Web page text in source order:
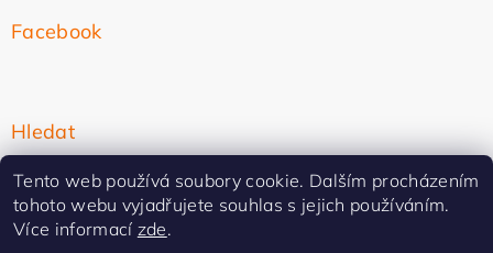
Facebook
Hledat
Tento web používá soubory cookie. Dalším procházením
tohoto webu vyjadřujete souhlas s jejich používáním.
Více informací zde.